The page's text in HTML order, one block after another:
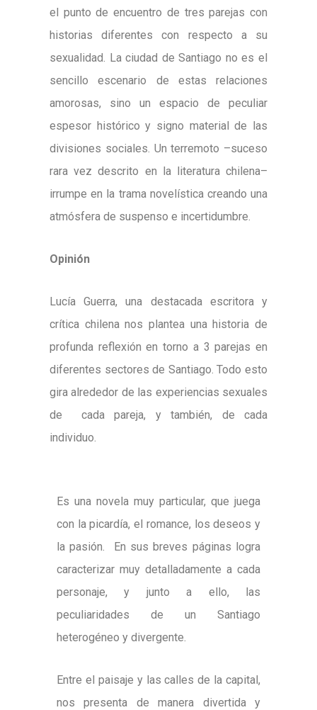
el punto de encuentro de tres parejas con
historias diferentes con respecto a su
sexualidad. La ciudad de Santiago no es el
sencillo escenario de estas relaciones
amorosas, sino un espacio de peculiar
espesor histórico y signo material de las
divisiones sociales. Un terremoto –suceso
rara vez descrito en la literatura chilena–
irrumpe en la trama novelística creando una
atmósfera de suspenso e incertidumbre.
Opinión
Lucía Guerra, una destacada escritora y
crítica chilena nos plantea una historia de
profunda reflexión en torno a 3 parejas en
diferentes sectores de Santiago. Todo esto
gira alrededor de las experiencias sexuales
de cada pareja, y también, de cada
individuo.
Es una novela muy particular, que juega
con la picardía, el romance, los deseos y
la pasión. En sus breves páginas logra
caracterizar muy detalladamente a cada
personaje, y junto a ello, las
peculiaridades de un Santiago
heterogéneo y divergente.
Entre el paisaje y las calles de la capital,
nos presenta de manera divertida y